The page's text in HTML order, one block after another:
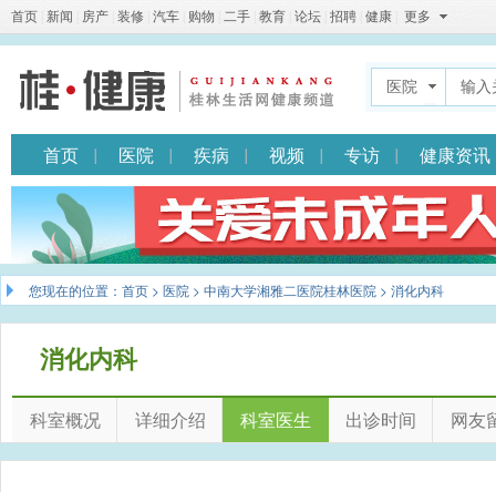
首页 新闻 房产 装修 汽车 购物 二手 教育 论坛 招聘 健康 更多
医院
首页 医院 疾病 视频 专访 健康资讯
您现在的位置： 首页 > 医院 > 中南大学湘雅二医院桂林医院 > 消化内科
消化内科
科室概况 详细介绍 科室医生 出诊时间 网友